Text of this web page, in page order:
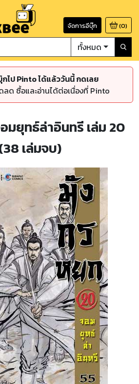
จัดการอีบุ๊ก (0)
ทั้งหมด
กไป Pinto ได้แล้ววันนี้ กดเลย
ลด ซื้อและอ่านได้ต่อเนื่องที่ Pinto
มยุทธ์ล่าอินทรี เล่ม 20
เล่มจบ)